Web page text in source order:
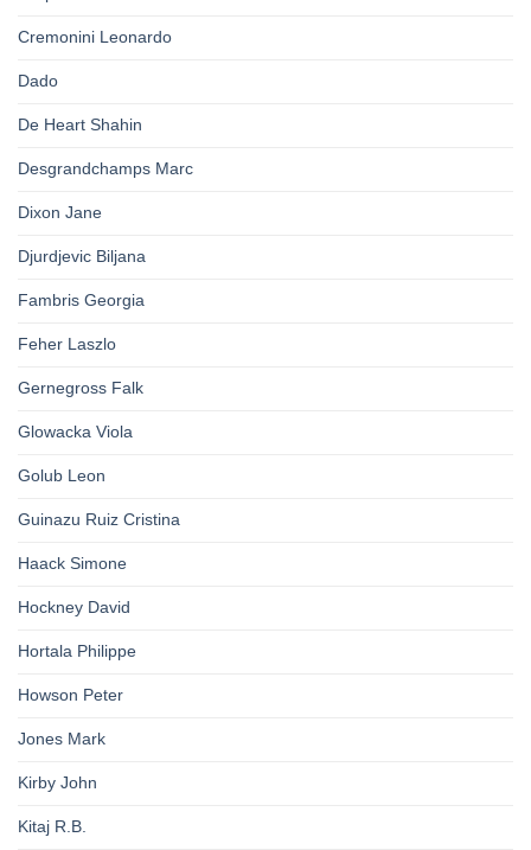
Cremonini Leonardo
Dado
De Heart Shahin
Desgrandchamps Marc
Dixon Jane
Djurdjevic Biljana
Fambris Georgia
Feher Laszlo
Gernegross Falk
Glowacka Viola
Golub Leon
Guinazu Ruiz Cristina
Haack Simone
Hockney David
Hortala Philippe
Howson Peter
Jones Mark
Kirby John
Kitaj R.B.